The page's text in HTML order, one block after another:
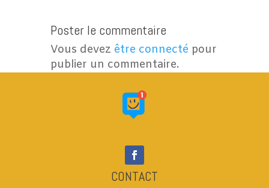
Poster le commentaire
Vous devez être connecté pour
publier un commentaire.
CONTACT